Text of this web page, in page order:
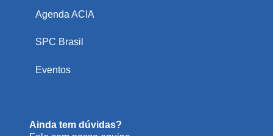
Agenda ACIA
SPC Brasil
Eventos
Ainda tem dúvidas?